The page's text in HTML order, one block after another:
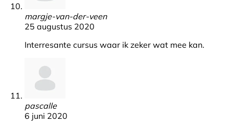
margje-van-der-veen
25 augustus 2020
Interresante cursus waar ik zeker wat mee kan.
pascalle
6 juni 2020